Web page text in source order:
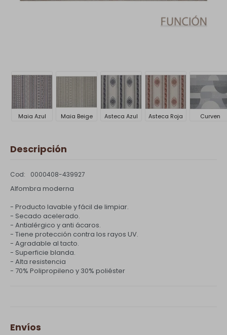
Maia Azul Maia Beige Asteca Azul Asteca Roja Curven
Descripción
0000408-439927
Alfombra moderna
- Producto lavable y fácil de limpiar.
- Secado acelerado.
- Antialérgico y anti ácaros.
- Tiene protección contra los rayos UV.
- Agradable al tacto.
- Superficie blanda.
- Alta resistencia
- 70% Polipropileno y 30% poliéster
Envíos